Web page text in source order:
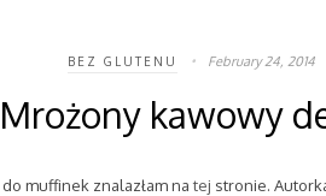
BEZ GLUTENU February 24, 2014
Mrożony kawowy
muffinek znalazłam na tej stronie.